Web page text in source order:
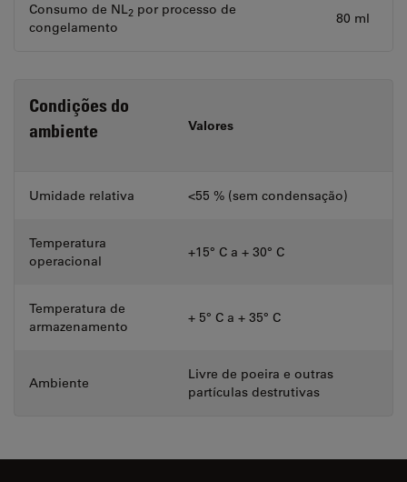
Consumo de NL2 por processo de
congelamento
80 ml
Condições do
ambiente
Valores
Umidade relativa <55 % (sem condensação)
Temperatura
operacional
+15° C a + 30° C
Temperatura de
armazenamento
+ 5° C a + 35° C
Ambiente
Livre de poeira e outras
partículas destrutivas